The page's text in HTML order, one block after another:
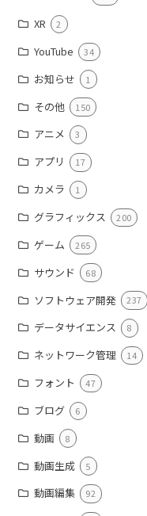
XR 2
YouTube 34
お知らせ 1
その他 150
アニメ 3
アプリ 17
カメラ 1
グラフィックス 200
ゲーム 265
サウンド 68
ソフトウェア開発 237
データサイエンス 8
ネットワーク管理 14
フォント 47
ブログ 6
動画 8
動画生成 5
動画編集 92